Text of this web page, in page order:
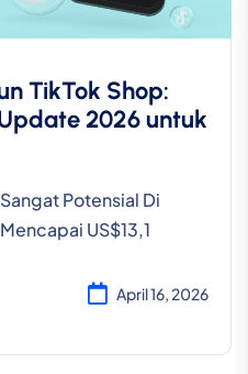
TikTok Shop:
2026 untuk
Potensial Di
US$13,1
April 16, 2026